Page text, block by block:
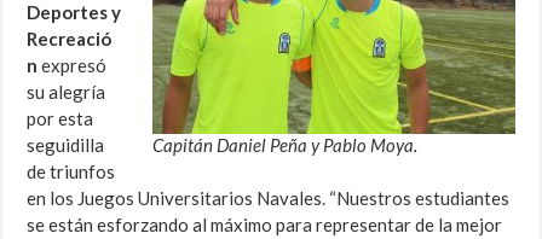
Capitán Daniel Peña y Pablo Moya.
Deportes y
Recreació
n expresó
su alegría
por esta
seguidilla
de triunfos
en los Juegos Universitarios Navales. “Nuestros estudiantes
se están esforzando al máximo para representar de la mejor